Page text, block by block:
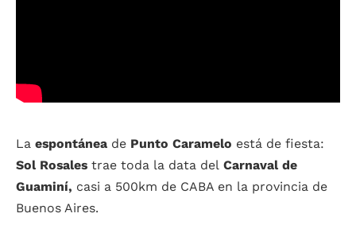
La espontánea de Punto Caramelo está de fiesta:
Sol Rosales trae toda la data del Carnaval de
Guaminí, casi a 500km de CABA en la provincia de
Buenos Aires.